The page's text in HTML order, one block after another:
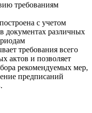
требованиям
с учетом
документах различных
требования всего
актов и позволяет
рекомендуемых мер,
предписаний